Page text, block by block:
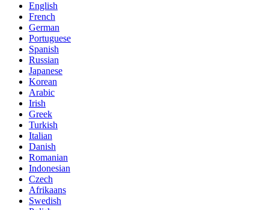
English
French
German
Portuguese
Spanish
Russian
Japanese
Korean
Arabic
Irish
Greek
Turkish
Italian
Danish
Romanian
Indonesian
Czech
Afrikaans
Swedish